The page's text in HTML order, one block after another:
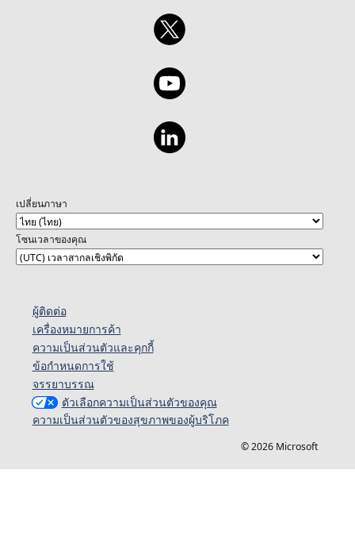
เปลี่ยนภาษา
โซนเวลาของคุณ
ผู้ติดต่อ
เครื่องหมายการค้า
ความเป็นส่วนตัวและคุกกี้
ข้อกำหนดการใช้
จรรยาบรรณ
ตัวเลือกความเป็นส่วนตัวของคุณ
ความเป็นส่วนตัวของสุขภาพของผู้บริโภค
© 2026 Microsoft